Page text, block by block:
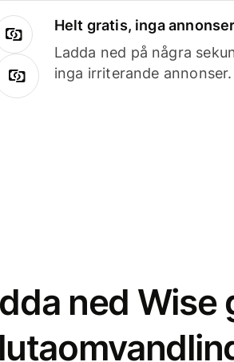
Helt gratis, inga annonser
Ladda ned på några
inga irriterande annonser.
ned Wise